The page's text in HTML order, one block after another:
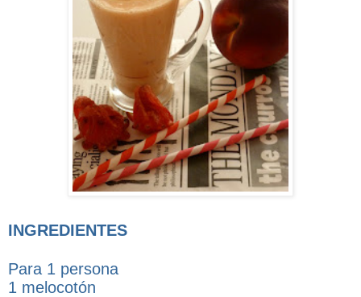
INGREDIENTES
Para 1 persona
1 melocotón